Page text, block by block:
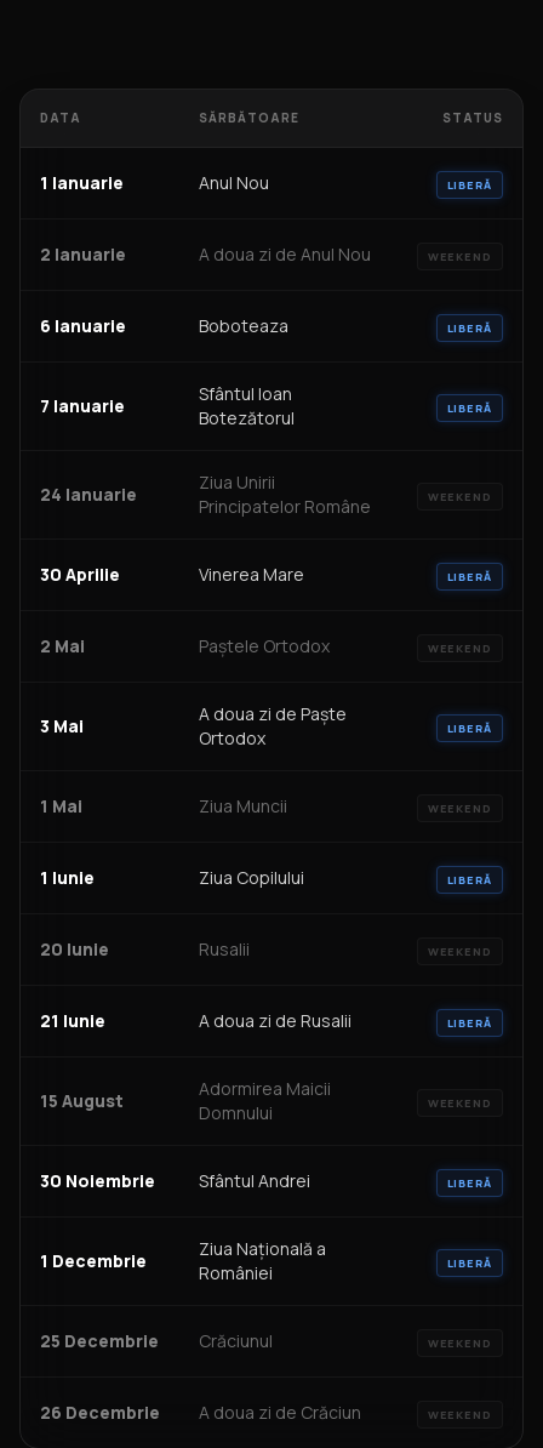
DATA SĂRBĂTOARE STATUS
1 Ianuarie Anul Nou LIBERĂ
2 Ianuarie A doua zi de Anul Nou WEEKEND
6 Ianuarie Boboteaza LIBERĂ
7 Ianuarie
Sfântul Ioan
Botezătorul
LIBERĂ
24 Ianuarie
Ziua Unirii
Principatelor Române
WEEKEND
30 Aprilie Vinerea Mare LIBERĂ
2 Mai Paștele Ortodox WEEKEND
3 Mai
A doua zi de Paște
Ortodox
LIBERĂ
1 Mai Ziua Muncii WEEKEND
1 Iunie Ziua Copilului LIBERĂ
20 Iunie Rusalii WEEKEND
21 Iunie A doua zi de Rusalii LIBERĂ
15 August
Adormirea Maicii
Domnului
WEEKEND
30 Noiembrie Sfântul Andrei LIBERĂ
1 Decembrie
Ziua Națională a
României
LIBERĂ
25 Decembrie Crăciunul WEEKEND
26 Decembrie A doua zi de Crăciun WEEKEND